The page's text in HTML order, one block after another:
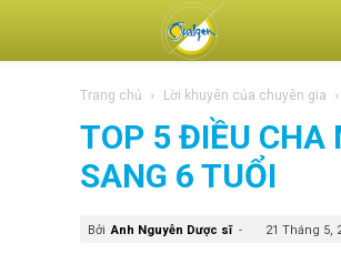
Trang chủ Lời khuyên của chuyên gia
TOP 5 ĐIỀU CHA
SANG 6 TUỔI
Bởi Anh Nguyễn Dược sĩ - 21 Tháng 5,